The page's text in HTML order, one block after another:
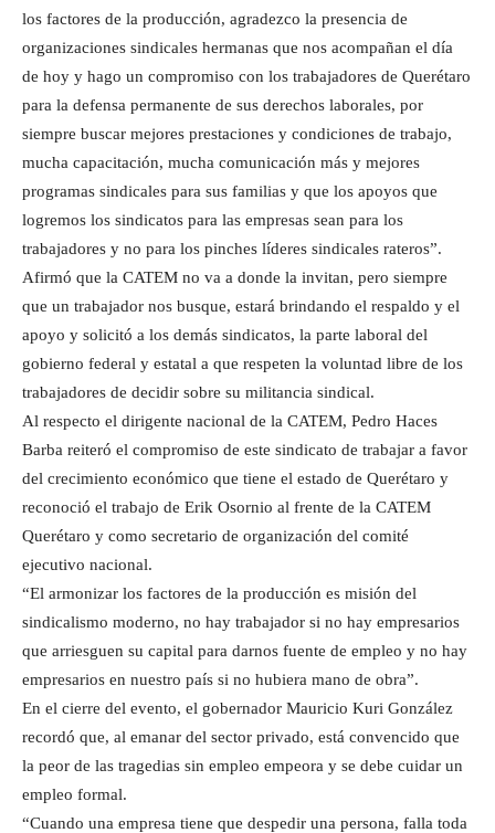
los factores de la producción, agradezco la presencia de
organizaciones sindicales hermanas que nos acompañan el día
de hoy y hago un compromiso con los trabajadores de Querétaro
para la defensa permanente de sus derechos laborales, por
siempre buscar mejores prestaciones y condiciones de trabajo,
mucha capacitación, mucha comunicación más y mejores
programas sindicales para sus familias y que los apoyos que
logremos los sindicatos para las empresas sean para los
trabajadores y no para los pinches líderes sindicales rateros”.
Afirmó que la CATEM no va a donde la invitan, pero siempre
que un trabajador nos busque, estará brindando el respaldo y el
apoyo y solicitó a los demás sindicatos, la parte laboral del
gobierno federal y estatal a que respeten la voluntad libre de los
trabajadores de decidir sobre su militancia sindical.
Al respecto el dirigente nacional de la CATEM, Pedro Haces
Barba reiteró el compromiso de este sindicato de trabajar a favor
del crecimiento económico que tiene el estado de Querétaro y
reconoció el trabajo de Erik Osornio al frente de la CATEM
Querétaro y como secretario de organización del comité
ejecutivo nacional.
“El armonizar los factores de la producción es misión del
sindicalismo moderno, no hay trabajador si no hay empresarios
que arriesguen su capital para darnos fuente de empleo y no hay
empresarios en nuestro país si no hubiera mano de obra”.
En el cierre del evento, el gobernador Mauricio Kuri González
recordó que, al emanar del sector privado, está convencido que
la peor de las tragedias sin empleo empeora y se debe cuidar un
empleo formal.
“Cuando una empresa tiene que despedir una persona, falla toda